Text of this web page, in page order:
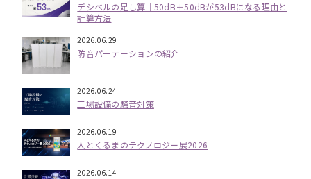
デシベルの足し算｜50dB＋50dBが53dBになる理由と
計算方法
2026.06.29
防音パーテーションの紹介
2026.06.24
工場設備の騒音対策
2026.06.19
人とくるまのテクノロジー展2026
2026.06.14